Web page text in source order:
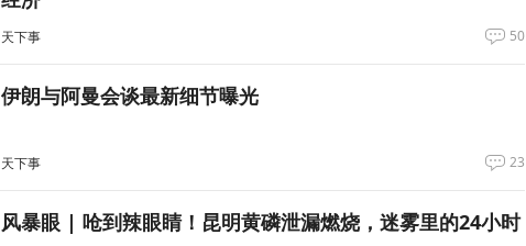
天下事 50
伊朗与阿曼会谈最新细节曝光
天下事 23
风暴眼 | 呛到辣眼睛！昆明黄磷泄漏燃烧，迷雾里的24小时